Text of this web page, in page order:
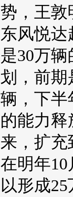
势，王敦
东风悦达
是30万辆
划，前期
辆，下半
的能力释
来，扩充
在明年
以形成